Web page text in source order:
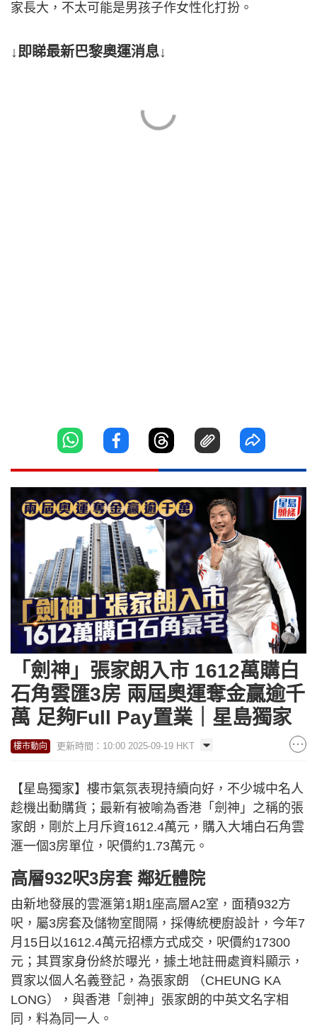
家長大，不太可能是男孩子作女性化打扮。
↓即睇最新巴黎奧運消息↓
「劍神」張家朗入市 1612萬購白
石角雲匯3房 兩屆奧運奪金贏逾千
萬 足夠Full Pay置業｜星島獨家
樓市動向 更新時間：10:00 2025-09-19 HKT
【星島獨家】樓市氣氛表現持續向好，不少城中名人
趁機出動購貨；最新有被喻為香港「劍神」之稱的張
家朗，剛於上月斥資1612.4萬元，購入大埔白石角雲
滙一個3房單位，呎價約1.73萬元。
高層932呎3房套 鄰近體院
由新地發展的雲滙第1期1座高層A2室，面積932方
呎，屬3房套及儲物室間隔，採傳統梗廚設計，今年7
月15日以1612.4萬元招標方式成交，呎價約17300
元；其買家身份終於曝光，據土地註冊處資料顯示，
買家以個人名義登記，為張家朗 （CHEUNG KA
LONG），與香港「劍神」張家朗的中英文名字相
同，料為同一人。